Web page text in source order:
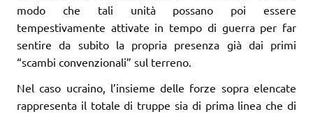
modo che tali unità possano poi essere
tempestivamente attivate in tempo di guerra per far
sentire da subito la propria presenza già dai primi
“scambi convenzionali” sul terreno.
Nel caso ucraino, l’insieme delle forze sopra elencate
rappresenta il totale di truppe sia di prima linea che di